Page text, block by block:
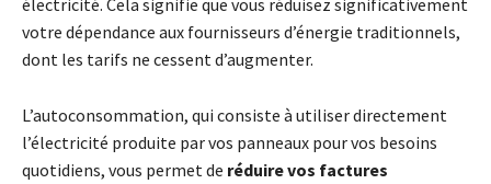
votre dépendance aux fournisseurs d’énergie traditionnels,
dont les tarifs ne cessent d’augmenter.
L’autoconsommation, qui consiste à utiliser directement
l’électricité produite par vos panneaux pour vos besoins
quotidiens, vous permet de réduire vos factures